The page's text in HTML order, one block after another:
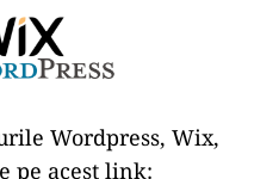
Wordpress, Wix,
pe acest link: